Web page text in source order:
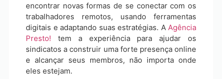
encontrar novas formas de se conectar com os
trabalhadores remotos, usando ferramentas
digitais e adaptando suas estratégias. A Agência
Presto! tem a experiência para ajudar os
sindicatos a construir uma forte presença online
e alcançar seus membros, não importa onde
eles estejam.